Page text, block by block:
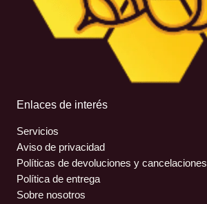
Enlaces de interés
Servicios
Aviso de privacidad
Políticas de devoluciones y cancelaciones
Política de entrega
Sobre nosotros